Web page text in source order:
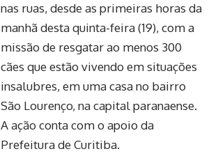
nas ruas, desde as primeiras horas da
manhã desta quinta-feira (19), com a
missão de resgatar ao menos 300
cães que estão vivendo em situações
insalubres, em uma casa no bairro
São Lourenço, na capital paranaense.
A ação conta com o apoio da
Prefeitura de Curitiba.